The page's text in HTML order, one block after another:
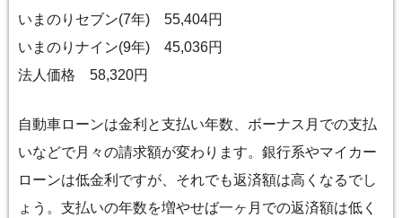
いまのりセブン(7年) 55,404円
いまのりナイン(9年) 45,036円
法人価格 58,320円
自動車ローンは金利と支払い年数、ボーナス月での支払
いなどで月々の請求額が変わります。銀行系やマイカー
ローンは低金利ですが、それでも返済額は高くなるでし
ょう。支払いの年数を増やせば一ヶ月での返済額は低く